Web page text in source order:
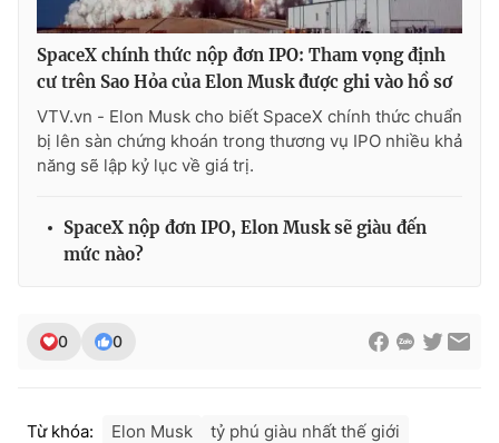
SpaceX chính thức nộp đơn IPO: Tham vọng định
cư trên Sao Hỏa của Elon Musk được ghi vào hồ sơ
VTV.vn - Elon Musk cho biết SpaceX chính thức chuẩn
bị lên sàn chứng khoán trong thương vụ IPO nhiều khả
năng sẽ lập kỷ lục về giá trị.
SpaceX nộp đơn IPO, Elon Musk sẽ giàu đến
mức nào?
0 0
Từ khóa: Elon Musk
tỷ phú giàu nhất thế giới